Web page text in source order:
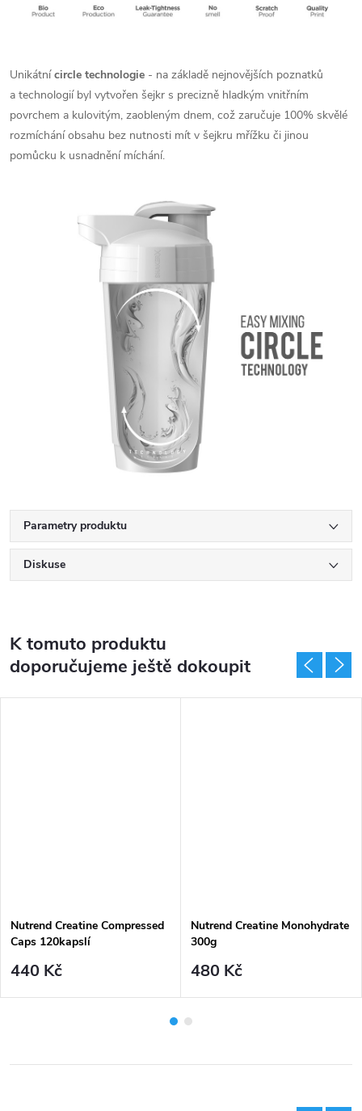
Unikátnícircle technologie - na základě nejnovějších poznatků
a technologií byl vytvořen šejkr s precizně hladkým vnitřním
povrchem a kulovitým, zaobleným dnem, což zaručuje 100% skvělé
rozmíchání obsahu bez nutnosti mít v šejkru mřížku či jinou
pomůcku k usnadnění míchání.
Parametry produktu
Diskuse
K tomuto produktu
doporučujeme ještě dokoupit
Nutrend Creatine Compressed
Caps 120kapslí
440 Kč
Nutrend Creatine Monohydrate
300g
480 Kč